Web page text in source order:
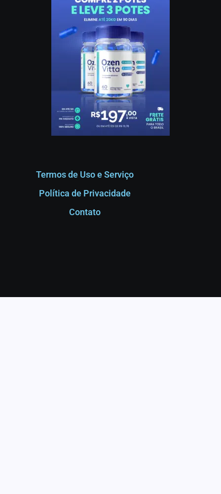
Termos de Uso e Serviço
Política de Privacidade
Contato